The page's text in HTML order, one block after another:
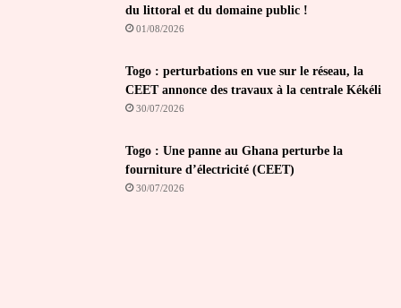
du littoral et du domaine public !
01/08/2026
Togo : perturbations en vue sur le réseau, la
CEET annonce des travaux à la centrale Kékéli
30/07/2026
Togo : Une panne au Ghana perturbe la
fourniture d’électricité (CEET)
30/07/2026